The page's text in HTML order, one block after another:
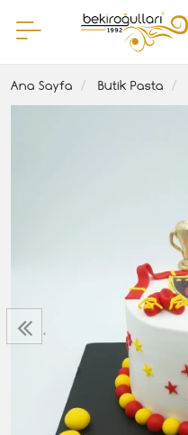
Ana Sayfa Butik Pasta
‹